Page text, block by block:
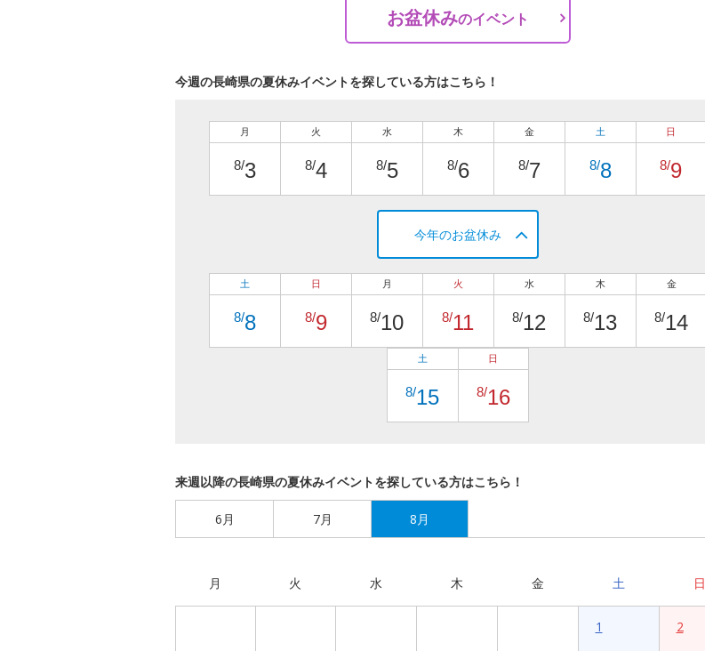
お盆休みのイベント
今週の長崎県の夏休みイベントを探している方はこちら！
月
8/3
火
8/4
水
8/5
木
8/6
金
8/7
土
8/8
日
8/9
今年のお盆休み
土
8/8
日
8/9
月
8/10
火
8/11
水
8/12
木
8/13
金
8/14
土
8/15
日
8/16
来週以降の長崎県の夏休みイベントを探している方はこちら！
6月 7月 8月
月 火 水 木 金 土 日
1 2